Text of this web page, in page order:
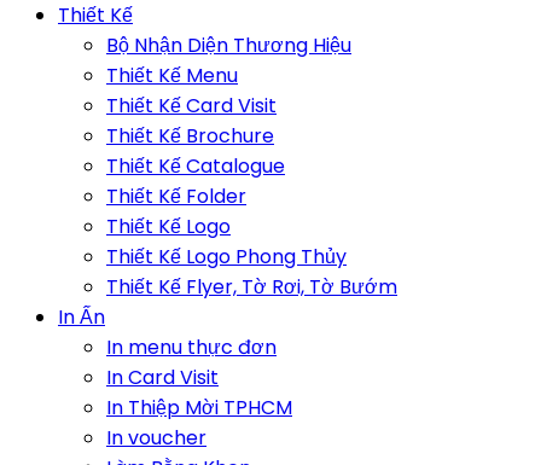
Thiết Kế
Bộ Nhận Diện Thương Hiệu
Thiết Kế Menu
Thiết Kế Card Visit
Thiết Kế Brochure
Thiết Kế Catalogue
Thiết Kế Folder
Thiết Kế Logo
Thiết Kế Logo Phong Thủy
Thiết Kế Flyer, Tờ Rơi, Tờ Bướm
In Ấn
In menu thực đơn
In Card Visit
In Thiệp Mời TPHCM
In voucher